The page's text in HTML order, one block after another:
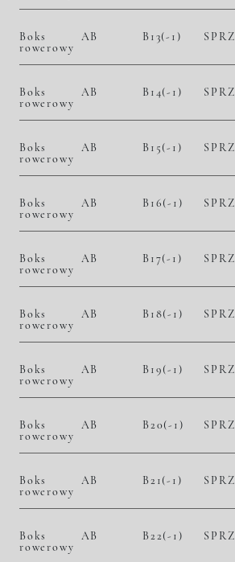
Boks
rowerowy
AB B13(-1)
Boks
rowerowy
AB B14(-1)
Boks
rowerowy
AB B15(-1)
Boks
rowerowy
AB B16(-1)
Boks
rowerowy
AB B17(-1)
Boks
rowerowy
AB B18(-1)
Boks
rowerowy
AB B19(-1)
Boks
rowerowy
AB B20(-1)
Boks
rowerowy
AB B21(-1)
Boks
rowerowy
AB B22(-1)